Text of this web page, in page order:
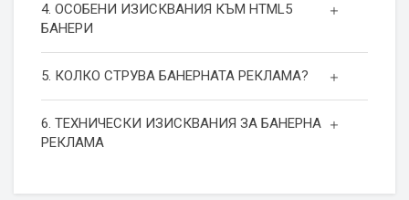
4. ОСОБЕНИ ИЗИСКВАНИЯ КЪМ HTML5
БАНЕРИ
5. КОЛКО СТРУВА БАНЕРНАТА РЕКЛАМА?
6. ТЕХНИЧЕСКИ ИЗИСКВАНИЯ ЗА БАНЕРНА
РЕКЛАМА